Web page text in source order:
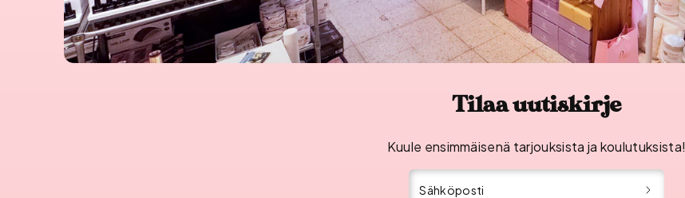
Tilaa uutiskirje
Kuule ensimmäisenä tarjouksista ja koulutuksista!
Sähköposti